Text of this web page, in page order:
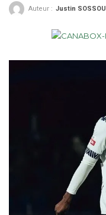
Auteur : Justin SOSSOU